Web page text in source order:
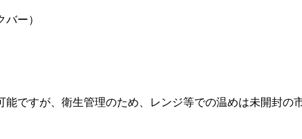
ー）
ですが、衛生管理のため、レンジ等での温めは未開封の